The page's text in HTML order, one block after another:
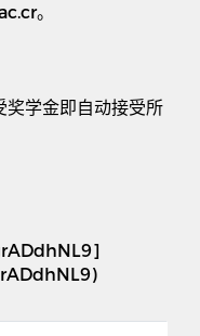
。
奖学金即自动接受所